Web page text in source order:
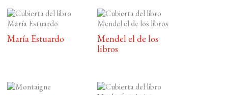
María Estuardo
Mendel el de los
libros